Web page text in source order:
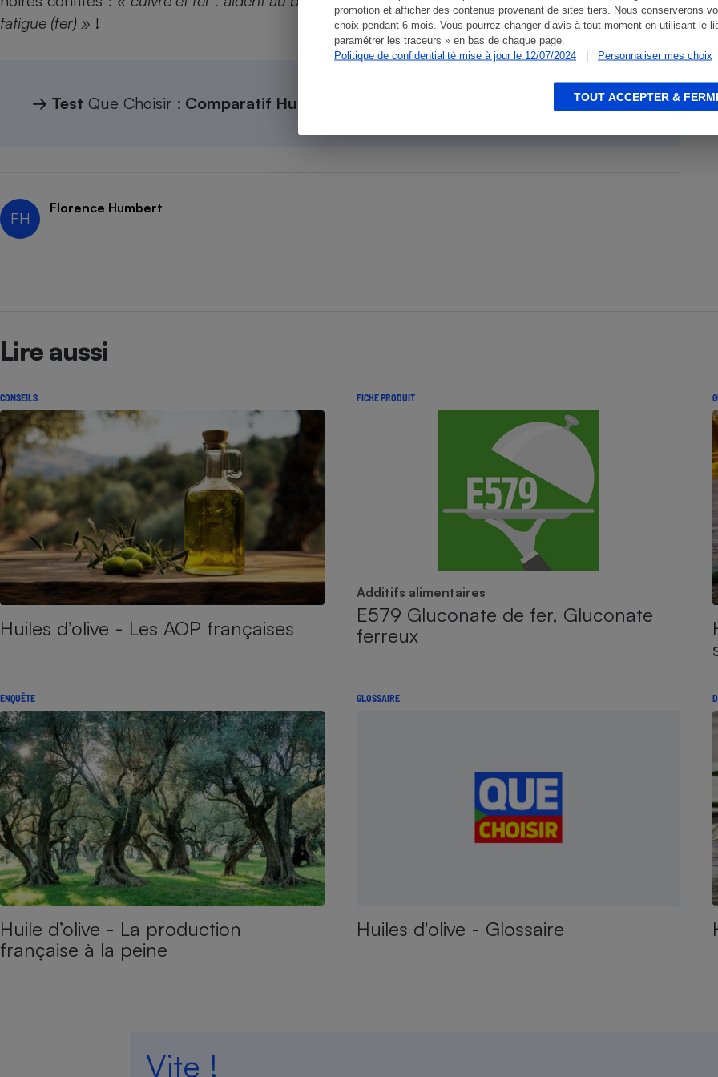
promotion et afficher des contenus provenant de sites tiers. Nous conserverons
choix pendant 6 mois. Vous pourrez changer d’avis à tout moment en utilisant le
paramétrer les traceurs » en bas de chaque page.
Politique de confidentialité mise à jour le 12/07/2024
| Personnaliser mes choix
TOUT ACCEPTER &
fatigue (fer) » !
→ Test Que Choisir : Comparatif Huiles d'olive
FH
Florence Humbert
Lire aussi
CONSEILS
Huiles d’olive - Les AOP françaises
FICHE PRODUIT
Additifs alimentaires
E579 Gluconate de fer, Gluconate
ferreux
ENQUÊTE
Huile d’olive - La production
française à la peine
GLOSSAIRE
Huiles d'olive - Glossaire
Vite !